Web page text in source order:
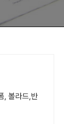
, 볼라드,반